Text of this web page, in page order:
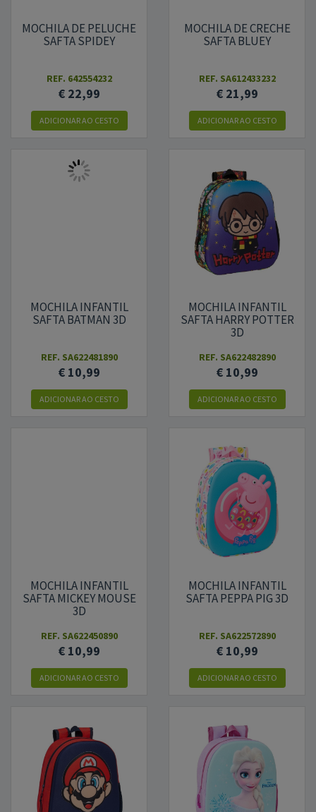
MOCHILA DE PELUCHE
SAFTA SPIDEY
REF. 642554232
€ 22,99
ADICIONAR AO CESTO
MOCHILA DE CRECHE
SAFTA BLUEY
REF. SA612433232
€ 21,99
ADICIONAR AO CESTO
MOCHILA INFANTIL
SAFTA BATMAN 3D
REF. SA622481890
€ 10,99
ADICIONAR AO CESTO
MOCHILA INFANTIL
SAFTA HARRY POTTER
3D
REF. SA622482890
€ 10,99
ADICIONAR AO CESTO
MOCHILA INFANTIL
SAFTA MICKEY MOUSE
3D
REF. SA622450890
€ 10,99
ADICIONAR AO CESTO
MOCHILA INFANTIL
SAFTA PEPPA PIG 3D
REF. SA622572890
€ 10,99
ADICIONAR AO CESTO